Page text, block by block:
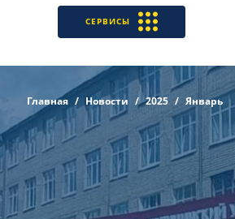
СЕРВИСЫ
Главная Новости 2025 Январь